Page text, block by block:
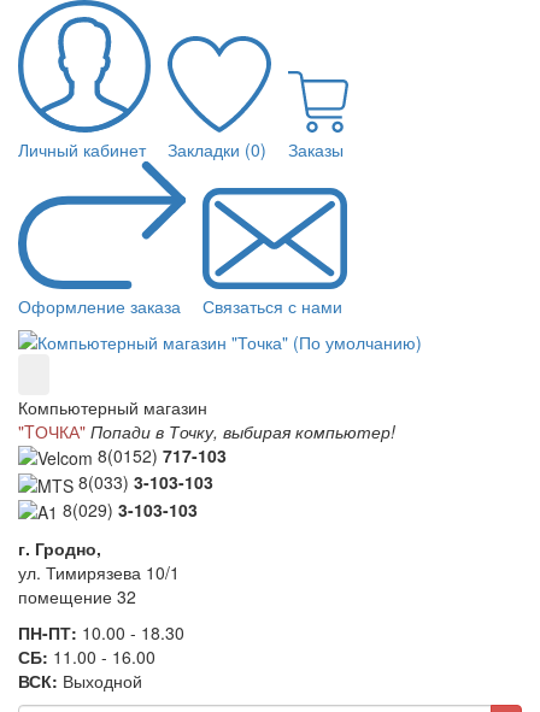
Личный кабинет Закладки (0) Заказы
Оформление заказа Связаться с нами
Компьютерный магазин
"TОЧКА" Попади в Точку, выбирая компьютер!
8(0152) 717-103
8(033) 3-103-103
8(029) 3-103-103
г. Гродно,
ул. Тимирязева 10/1
помещение 32
ПН-ПТ: 10.00 - 18.30
СБ: 11.00 - 16.00
ВСК: Выходной